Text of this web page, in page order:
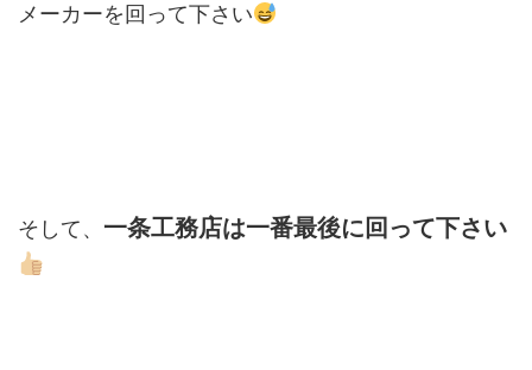
メーカーを回って下さい
そして、 一条工務店は一番最後に回って下さい